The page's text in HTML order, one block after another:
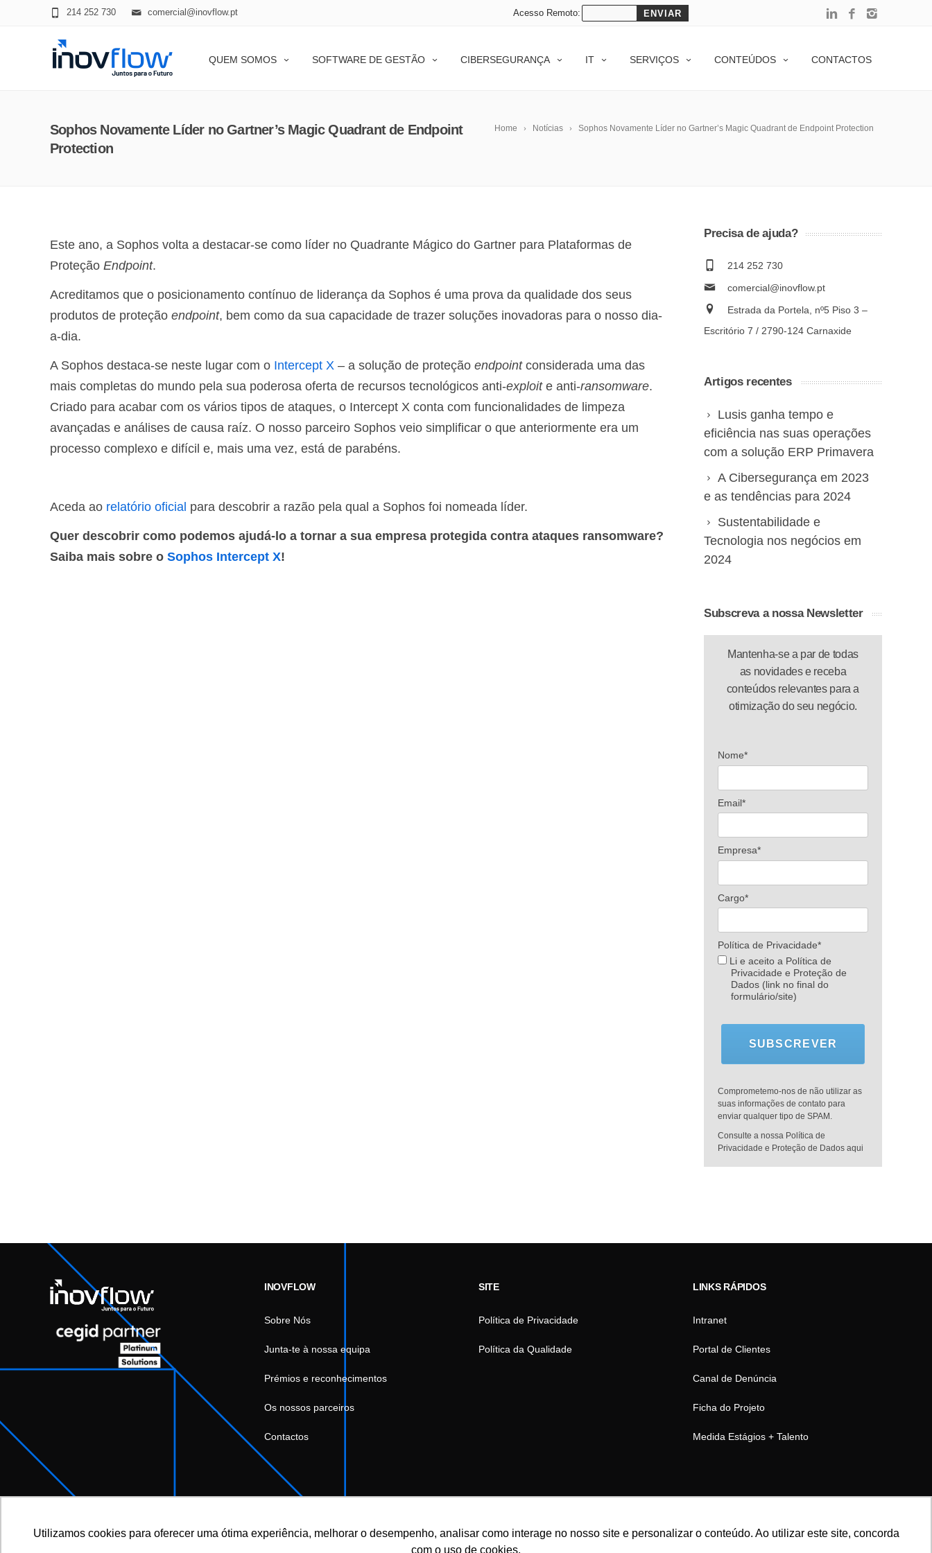
Utilizamos cookies para oferecer uma ótima experiência, melhorar o desempenho, analisar como interage no nosso site e personalizar o conteúdo. Ao utilizar este site, concorda
com o uso de cookies.
comercial@inovflow.pt
214 252 730 Acesso Remoto:
QUEM SOMOS SOFTWARE DE GESTÃO CIBERSEGURANÇA IT SERVIÇOS CONTEÚDOS CONTACTOS
Home Notícias Sophos Novamente Líder no Gartner’s Magic Quadrant de Endpoint Protection
Sophos Novamente Líder no Gartner’s Magic Quadrant de Endpoint
Protection
Este ano, a Sophos volta a destacar-se como líder no Quadrante Mágico do Gartner para Plataformas de
Proteção Endpoint.
Acreditamos que o posicionamento contínuo de liderança da Sophos é uma prova da qualidade dos seus
produtos de proteção endpoint, bem como da sua capacidade de trazer soluções inovadoras para o nosso dia-
a-dia.
A Sophos destaca-se neste lugar com o Intercept X – a solução de proteção endpoint considerada uma das
mais completas do mundo pela sua poderosa oferta de recursos tecnológicos anti-exploit e anti-ransomware.
Criado para acabar com os vários tipos de ataques, o Intercept X conta com funcionalidades de limpeza
avançadas e análises de causa raíz. O nosso parceiro Sophos veio simplificar o que anteriormente era um
processo complexo e difícil e, mais uma vez, está de parabéns.
Aceda ao relatório oficial para descobrir a razão pela qual a Sophos foi nomeada líder.
Quer descobrir como podemos ajudá-lo a tornar a sua empresa protegida contra ataques ransomware?
Saiba mais sobre o Sophos Intercept X!
Precisa de ajuda?
214 252 730
comercial@inovflow.pt
Estrada da Portela, nº5 Piso 3 –
Escritório 7 / 2790-124 Carnaxide
Artigos recentes
Lusis ganha tempo e
eficiência nas suas operações
com a solução ERP Primavera
A Cibersegurança em 2023
e as tendências para 2024
Sustentabilidade e
Tecnologia nos negócios em
2024
Subscreva a nossa Newsletter
Mantenha-se a par de todas
as novidades e receba
conteúdos relevantes para a
otimização do seu negócio.
Nome*
Email*
Empresa*
Cargo*
Política de Privacidade*
Li e aceito a Política de
Privacidade e Proteção de
Dados (link no final do
formulário/site)
SUBSCREVER
Comprometemo-nos de não utilizar as
suas informações de contato para
enviar qualquer tipo de SPAM.
Consulte a nossa Política de
Privacidade e Proteção de Dados aqui
INOVFLOW
Sobre Nós
Junta-te à nossa equipa
Prémios e reconhecimentos
Os nossos parceiros
Contactos
SITE
Política de Privacidade
Política da Qualidade
LINKS RÁPIDOS
Intranet
Portal de Clientes
Canal de Denúncia
Ficha do Projeto
Medida Estágios + Talento
modal-check